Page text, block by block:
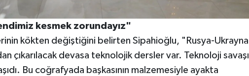
kesmek zorundayız"
kökten değiştiğini belirten Sipahioğlu, "Rusya-Ukrayna
çıkarılacak devasa teknolojik dersler var. Teknoloji savaşı
Bu coğrafyada başkasının malzemesiyle ayakta